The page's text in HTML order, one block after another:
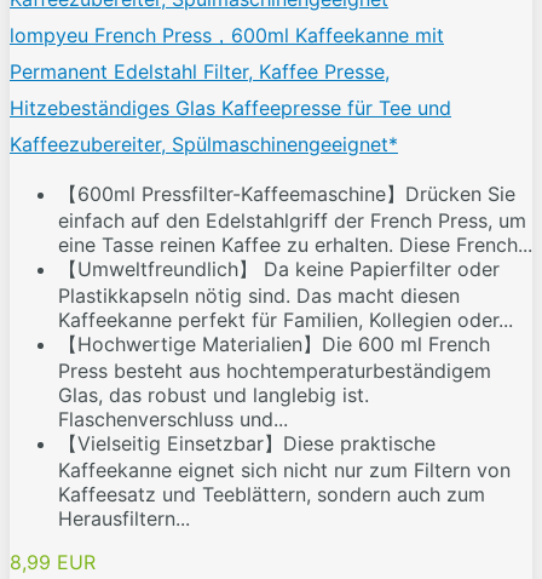
lompyeu French Press，600ml Kaffeekanne mit
Permanent Edelstahl Filter, Kaffee Presse,
Hitzebeständiges Glas Kaffeepresse für Tee und
Kaffeezubereiter, Spülmaschinengeeignet*
【600ml Pressfilter-Kaffeemaschine】Drücken Sie
einfach auf den Edelstahlgriff der French Press, um
eine Tasse reinen Kaffee zu erhalten. Diese French...
【Umweltfreundlich】 Da keine Papierfilter oder
Plastikkapseln nötig sind. Das macht diesen
Kaffeekanne perfekt für Familien, Kollegien oder...
【Hochwertige Materialien】Die 600 ml French
Press besteht aus hochtemperaturbeständigem
Glas, das robust und langlebig ist.
Flaschenverschluss und...
【Vielseitig Einsetzbar】Diese praktische
Kaffeekanne eignet sich nicht nur zum Filtern von
Kaffeesatz und Teeblättern, sondern auch zum
Herausfiltern...
8,99 EUR